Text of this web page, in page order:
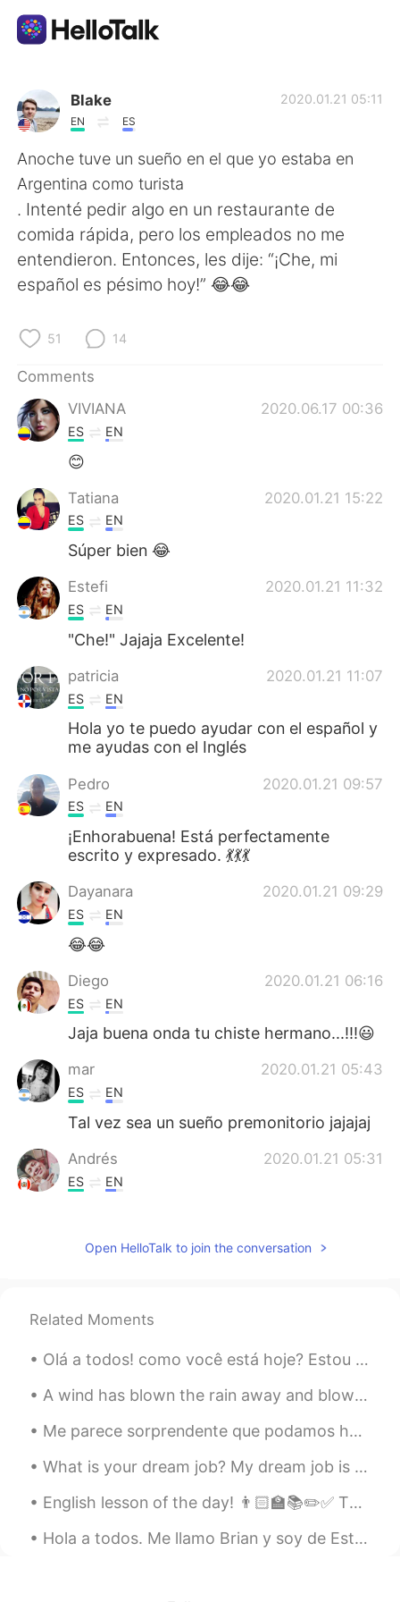
Language Exchange App
AI Grammar Checker
English
简体中文 繁體中文
日本語
Русский
Indonesia
Türkçe
Português
Blake
EN ES
2020.01.21 05:11
Anoche tuve un sueño en el que yo estaba en
Argentina como turista
. Intenté pedir algo en un restaurante de
comida rápida, pero los empleados no me
entendieron. Entonces, les dije: “¡Che, mi
español es pésimo hoy!” 😂😂
51 14
Comments
VIVIANA
2020.06.17 00:36
ES EN
😊
Tatiana 2020.01.21 15:22
ES EN
Súper bien 😂
Estefi 2020.01.21 11:32
ES EN
"Che!" Jajaja Excelente!
patricia 2020.01.21 11:07
ES EN
Hola yo te puedo ayudar con el español y
me ayudas con el Inglés
Pedro 2020.01.21 09:57
ES EN
¡Enhorabuena! Está perfectamente
escrito y expresado. 💃💃💃
Dayanara 2020.01.21 09:29
ES EN
😂😂
Diego 2020.01.21 06:16
ES EN
Jaja buena onda tu chiste hermano...!!!😃
mar 2020.01.21 05:43
ES EN
Tal vez sea un sueño premonitorio jajajaj
Andrés 2020.01.21 05:31
ES EN
Paty 2020.01.21 05:30
cerebro , Good job
Karly Huerta 2020.01.21 05:27
Dulce 2020.01.21 05:17
ES EN
😂
Karol 2020.01.21 05:13
Open HelloTalk to join the conversation
Related Moments
Olá a todos! como você está hoje? Estou muito bem! Eu só quero testar minha pronúncia! Se puder, ...
A wind has blown the rain away and blown the sky away and all the leaves away, and the trees stan...
Me parece sorprendente que podamos hablar con personas de todo el mundo en cualquier momento. Sí...
What is your dream job? My dream job is to be the voice actor who records English listening exams...
English lesson of the day! 👨🏻‍🏫📚✏️✅ This is a topic many people, including many native English s...
Hola a todos. Me llamo Brian y soy de Estados Unidos. Soy un maestro aquí. Estoy aprendiendo espa...